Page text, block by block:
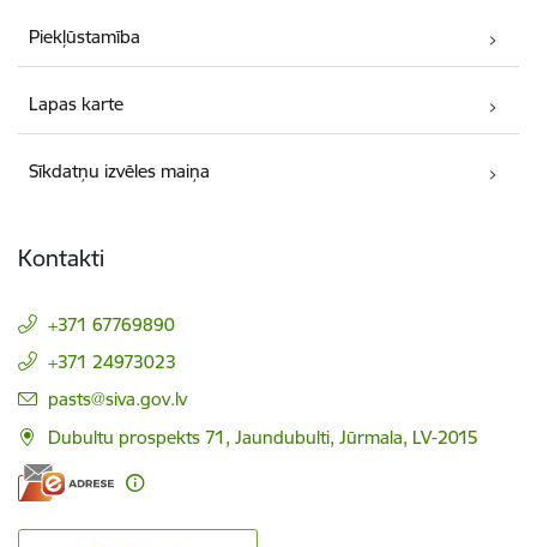
Piekļūstamība
Lapas karte
Sīkdatņu izvēles maiņa
Kontakti
+371 67769890
+371 24973023
E-pasts:
pasts@siva.gov.lv
Dubultu prospekts 71, Jaundubulti, Jūrmala, LV-2015